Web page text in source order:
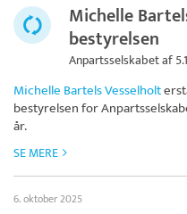
Michelle
bestyrelsen
Anpartsselskabet af
Michelle Bartels Vesselholt
bestyrelsen for
år.
SE MERE
6. oktober 2025